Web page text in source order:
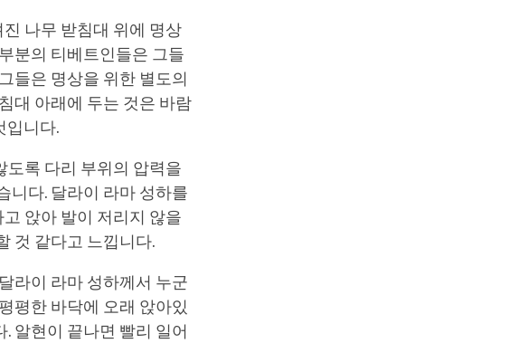
나무 받침대 위에 명상
분의 티베트인들은 그들
들은 명상을 위한 별도의
대 아래에 두는 것은 바람
입니다.
도록 다리 부위의 압력을
니다. 달라이 라마 성하를
앉아 발이 저리지 않을
것 같다고 느낍니다.
라이 라마 성하께서 누군
평한 바닥에 오래 앉아있
알현이 끝나면 빨리 일어